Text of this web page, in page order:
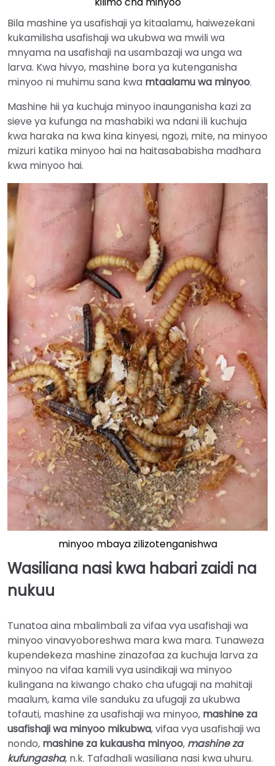
Bila mashine ya usafishaji ya kitaalamu, haiwezekani
kukamilisha usafishaji wa ukubwa wa mwili wa
mnyama na usafishaji na usambazaji wa unga wa
larva. Kwa hivyo, mashine bora ya kutenganisha
minyoo ni muhimu sana kwa mtaalamu wa minyoo.
Mashine hii ya kuchuja minyoo inaunganisha kazi za
sieve ya kufunga na mashabiki wa ndani ili kuchuja
kwa haraka na kwa kina kinyesi, ngozi, mite, na minyoo
mizuri katika minyoo hai na haitasababisha madhara
kwa minyoo hai.
minyoo mbaya zilizotenganishwa
Wasiliana nasi kwa habari zaidi na
nukuu
Tunatoa aina mbalimbali za vifaa vya usafishaji wa
minyoo vinavyoboreshwa mara kwa mara. Tunaweza
kupendekeza mashine zinazofaa za kuchuja larva za
minyoo na vifaa kamili vya usindikaji wa minyoo
kulingana na kiwango chako cha ufugaji na mahitaji
maalum, kama vile sanduku za ufugaji za ukubwa
tofauti, mashine za usafishaji wa minyoo, mashine za
usafishaji wa minyoo mikubwa, vifaa vya usafishaji wa
nondo, mashine za kukausha minyoo, mashine za
kufungasha, n.k. Tafadhali wasiliana nasi kwa uhuru.